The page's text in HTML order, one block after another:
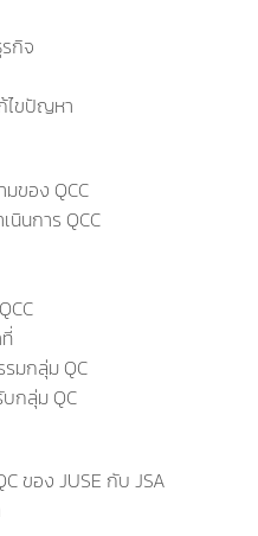
กิจ
ไขปัญหา
มของ QCC
นินการ QCC
มกลุ่ม QC
กลุ่ม QC
ของ JUSE กับ JSA